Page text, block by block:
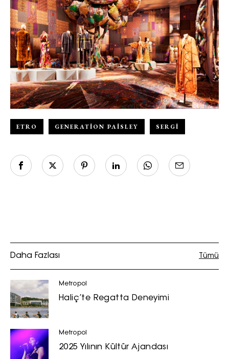
Haftalık E-Bülten
Moda dünyasında neler oluyor? Yeni
fikirler, öne çıkan koleksiyonlar, en
vogue trendler, ünlülerden güzelllik
sırları ve en popüler partilerden
haberdar olmak için haftalık e-
bültenimize kaydolun.
hizmetlere ilişkin reklam, tanıtım,
pazarlama ve kutlama/ temenni
yoluyla tarafıma yapılmasına onay
ve bu kapsamda/ amaçla ad/
soyad ve e-posta adresi verilerimin
ETRO GENERATION PAISLEY SERGI
Daha Fazlası Tümü
Metropol
Haliç’te Regatta Deneyimi
Metropol
2025 Yılının Kültür Ajandası